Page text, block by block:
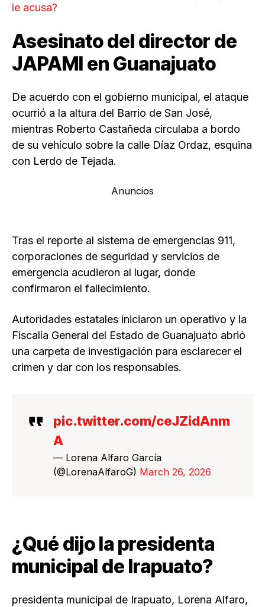
le acusa?
Asesinato del director de
JAPAMI en Guanajuato
De acuerdo con el gobierno municipal, el ataque
ocurrió a la altura del Barrio de San José,
mientras Roberto Castañeda circulaba a bordo
de su vehículo sobre la calle Díaz Ordaz, esquina
con Lerdo de Tejada.
Anuncios
Tras el reporte al sistema de emergencias 911,
corporaciones de seguridad y servicios de
emergencia acudieron al lugar, donde
confirmaron el fallecimiento.
Autoridades estatales iniciaron un operativo y la
Fiscalía General del Estado de Guanajuato abrió
una carpeta de investigación para esclarecer el
crimen y dar con los responsables.
pic.twitter.com/ceJZidAnm
A
— Lorena Alfaro García
(@LorenaAlfaroG) March 26, 2026
¿Qué dijo la presidenta
municipal de Irapuato?
presidenta municipal de Irapuato, Lorena Alfaro,